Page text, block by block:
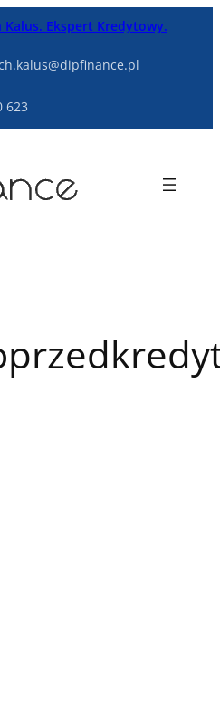
Kalus. Ekspert Kredytowy.
623